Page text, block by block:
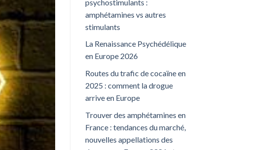
psychostimulants :
amphétamines vs autres
stimulants
La Renaissance Psychédélique
en Europe 2026
Routes du trafic de cocaïne en
2025 : comment la drogue
arrive en Europe
Trouver des amphétamines en
France : tendances du marché,
nouvelles appellations des